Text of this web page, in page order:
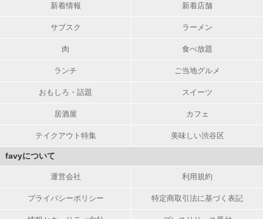
新着情報 新着店舗
サブスク ラーメン
肉 食べ放題
ランチ ご当地グルメ
おもしろ・話題 スイーツ
居酒屋 カフェ
テイクアウト特集 美味しい渋谷区
favyについて
運営会社 利用規約
プライバシーポリシー 特定商取引法に基づく表記